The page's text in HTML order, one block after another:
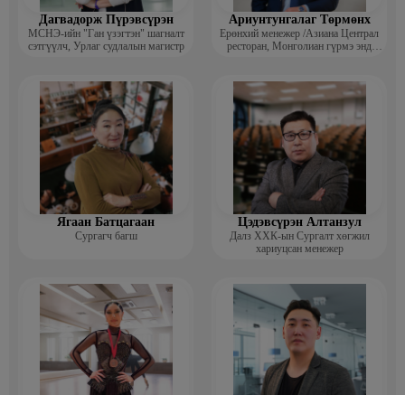
Дагвадорж Пүрэвсүрэн
МСНЭ-ийн "Ган үзэгтэн" шагналт
сэтгүүлч, Урлаг судлалын магистр
Ариунтунгалаг Төрмөнх
Ерөнхий менежер /Азиана Централ
ресторан, Монголиан гүрмэ энд
Ягаан Батцагаан
Сургагч багш
Цэдэвсүрэн Алтанзул
Далз ХХК-ын Сургалт хөгжил
хариуцсан менежер